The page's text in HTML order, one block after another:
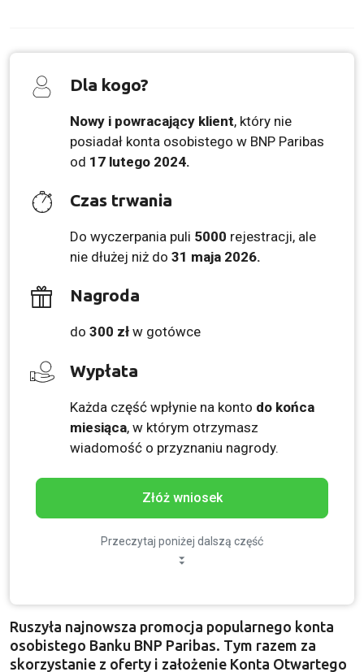
Dla kogo?
Nowy i powracający klient, który nie
posiadał konta osobistego w BNP Paribas
od 17 lutego 2024.
Czas trwania
Do wyczerpania puli 5000 rejestracji, ale
nie dłużej niż do 31 maja 2026.
Nagroda
do 300 zł w gotówce
Wypłata
Każda część wpłynie na konto do końca
miesiąca, w którym otrzymasz
wiadomość o przyznaniu nagrody.
Złóż wniosek
Przeczytaj poniżej dalszą część
Ruszyła najnowsza promocja popularnego konta
osobistego Banku BNP Paribas. Tym razem za
skorzystanie z oferty i założenie Konta Otwartego